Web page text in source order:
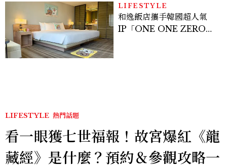
LIFESTYLE
和逸飯店攜手韓國超人氣
IP「ONE ONE ZERO
LIFESTYLE 熱門話題
看一眼獲七世福報！故宮爆紅《龍
藏經》是什麼？預約＆參觀攻略一